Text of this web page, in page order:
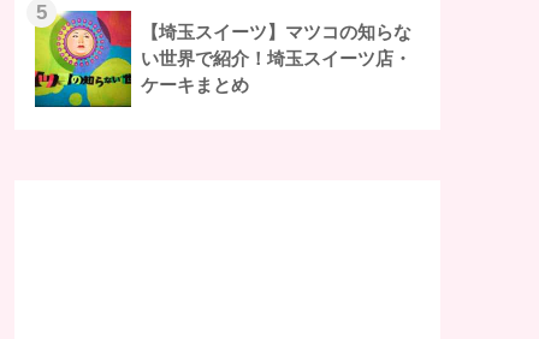
5
【埼玉スイーツ】マツコの知らな
い世界で紹介！埼玉スイーツ店・
ケーキまとめ